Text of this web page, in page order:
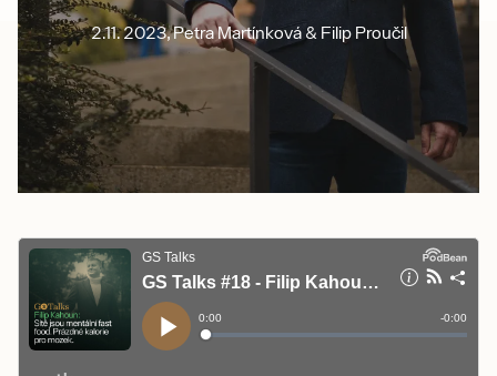
2.11. 2023, Petra Martínková & Filip Proučil